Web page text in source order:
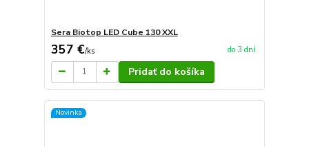
Sera Biotop LED Cube 130 XXL
357 €/ks do 3 dní
Pridať do košíka
Novinka